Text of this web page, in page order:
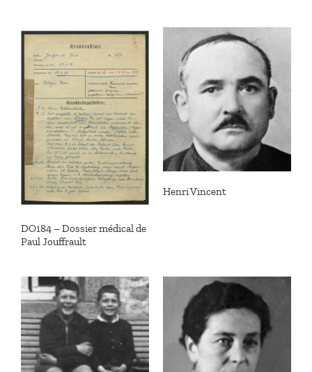
DO184 – Dossier médical de
Paul Jouffrault
Henri Vincent